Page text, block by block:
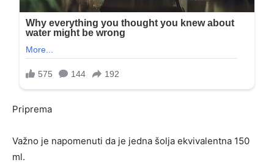
Priprema
Važno je napomenuti da je jedna šolja ekvivalentna 150
ml.